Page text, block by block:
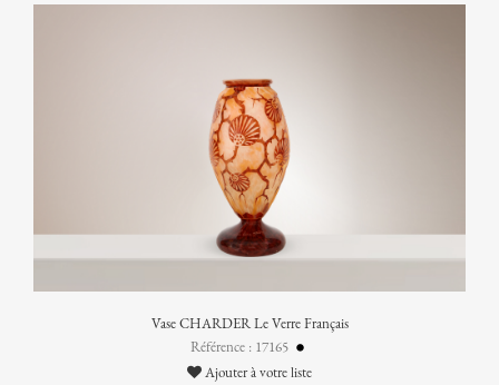
Vase CHARDER Le Verre Français
Référence : 17165
Ajouter à votre liste